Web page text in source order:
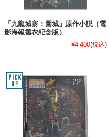
「九龍城寨：圍城」原作小説（電
影海報書衣紀念版）
¥4,400(税込)